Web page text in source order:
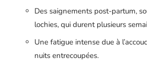
Des saignements post-partum,
lochies, qui durent plusieurs
Une fatigue intense due à
nuits entrecoupées.